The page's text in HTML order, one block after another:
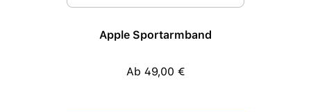
Apple Sportarmband
Regulärer Preis:
Ab 49,00 €